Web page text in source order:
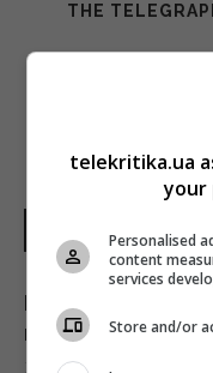
THE
НОВИНИ УКРАЇНИ
Названо
не ГУР
19:57 субота, 08 серпня
telekritika.ua
your
Personalised
content
services
Store and/or